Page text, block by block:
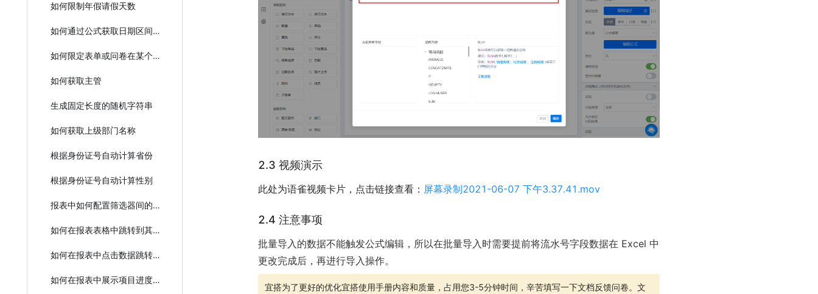
如何限制年假请假天数
如何通过公式获取日期区间的结束时间
如何限定表单或问卷在某个日期前有效提交
如何获取主管
生成固定长度的随机字符串
如何获取上级部门名称
根据身份证号自动计算省份
根据身份证号自动计算性别
报表中如何配置筛选器间的联动？
如何在报表表格中跳转到其他报表中做过滤数据？
如何在报表中点击数据跳转到详情？
如何在报表中展示项目进度做报表统计？
2.3 视频演示
此处为语雀视频卡片，点击链接查看： 屏幕录制2021-06-07 下午3.37.41.mov
2.4 注意事项
批量导入的数据不能触发公式编辑，所以在批量导入时需要提前将流水号字段数据在 Excel 中
更改完成后，再进行导入操作。
宜搭为了更好的优化宜搭使用手册内容和质量，占用您3-5分钟时间，辛苦填写一下文档反馈问卷。文